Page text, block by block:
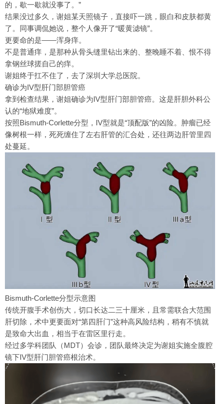
的，歇一歇就没事了。”
结果没过多久，谢姐某天照镜子，直接吓一跳，眼白和皮肤都黄
了。同事调侃她说，整个人像开了“暖黄滤镜”。
更要命的是——浑身痒。
不是普通痒，是那种从骨头缝里钻出来的、整晚睡不着、恨不得
拿钢丝球搓自己的痒。
谢姐终于扛不住了，去了深圳大学总医院。
确诊为IV型肝门部胆管癌
拿到检查结果，谢姐确诊为IV型肝门部胆管癌。这是肝胆外科公
认的“地狱难度”。
按照Bismuth-Corlette分型，IV型就是“顶配版”的凶险。肿瘤已经
像树根一样，死死缠住了左右肝管的汇合处，还往两边肝管里四
处蔓延。
Bismuth-Corlette分型示意图
传统开腹手术创伤大，切口长达二三十厘米，且常需联合大范围
肝切除，术中更要面对“第四肝门”这种高风险结构，稍有不慎就
是致命大出血，相当于在雷区里行走。
经过多学科团队（MDT）会诊，团队最终决定为谢姐实施全腹腔
镜下IV型肝门胆管癌根治术。